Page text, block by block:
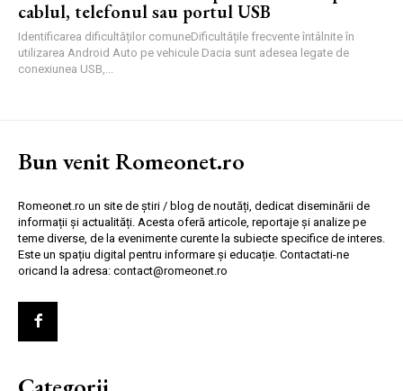
cablul, telefonul sau portul USB
Identificarea dificultăților comuneDificultățile frecvente întâlnite în
utilizarea Android Auto pe vehicule Dacia sunt adesea legate de
conexiunea USB,...
Bun venit Romeonet.ro
Romeonet.ro un site de știri / blog de noutăți, dedicat diseminării de
informații și actualități. Acesta oferă articole, reportaje și analize pe
teme diverse, de la evenimente curente la subiecte specifice de interes.
Este un spațiu digital pentru informare și educație. Contactati-ne
oricand la adresa: contact@romeonet.ro